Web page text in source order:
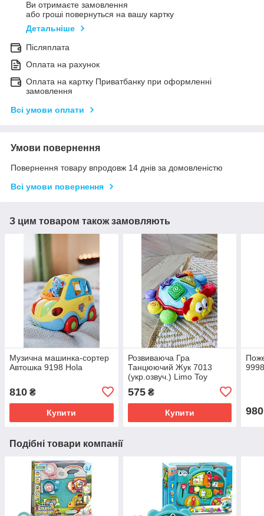
Ви отримаєте замовлення
або гроші повернуться на вашу картку
Детальніше
Післяплата
Оплата на рахунок
Оплата на картку Приватбанку при оформленні
замовлення
Всі умови оплати
Умови повернення
Повернення товару впродовж 14 днів за домовленістю
Всі умови повернення
З цим товаром також замовляють
Музична машинка-сортер
Автошка 9198 Hola
810 ₴
Купити
Розвиваюча Гра
Танцюючий Жук 7013
(укр.озвуч.) Limo Toy
575₴
Купити 980
Подібні товари компанії